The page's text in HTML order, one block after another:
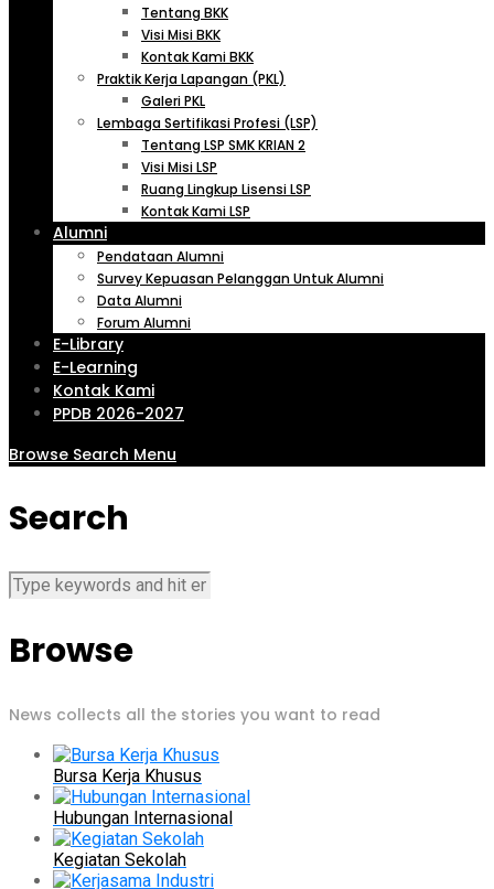
Tentang BKK
Visi Misi BKK
Kontak Kami BKK
Praktik Kerja Lapangan (PKL)
Galeri PKL
Lembaga Sertifikasi Profesi (LSP)
Tentang LSP SMK KRIAN 2
Visi Misi LSP
Ruang Lingkup Lisensi LSP
Kontak Kami LSP
Alumni
Pendataan Alumni
Survey Kepuasan Pelanggan Untuk Alumni
Data Alumni
Forum Alumni
E-Library
E-Learning
Kontak Kami
PPDB 2026-2027
Browse Search Menu
Search
Browse
News collects all the stories you want to read
Bursa Kerja Khusus
Hubungan Internasional
Kegiatan Sekolah